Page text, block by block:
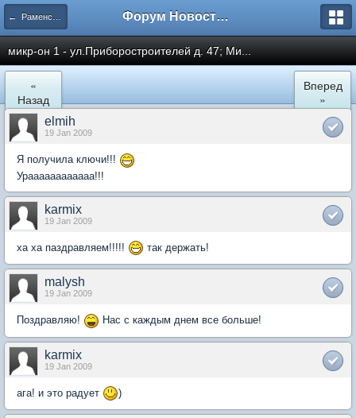
← Раменское Форум Новостройки
микр-он 1 - ул.Приборостроителей д. 47; Ми...
«
Назад
Вперед
»
elmih
19 Jan 2009
Я получила ключи!!!
Ураааааааааааа!!!
karmix
19 Jan 2009
ха ха паздравляем!!!!! так держать!
malysh
19 Jan 2009
Поздравляю! Нас с каждым днем все больше!
karmix
19 Jan 2009
ага! и это радует )